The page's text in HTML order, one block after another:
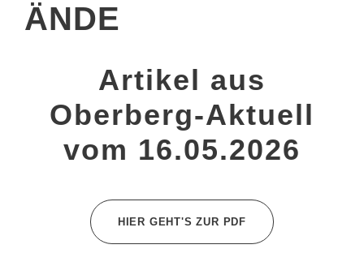
ÄNDE
Artikel aus
Oberberg-Aktuell
vom 16.05.2026
HIER GEHT'S ZUR PDF